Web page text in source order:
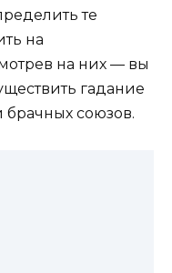
те
на
на них — вы
гадание
брачных союзов.